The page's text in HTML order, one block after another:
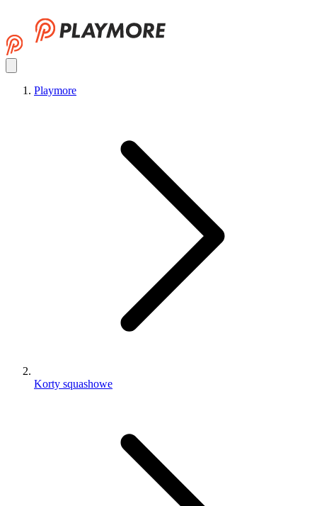
Playmore
Korty squashowe